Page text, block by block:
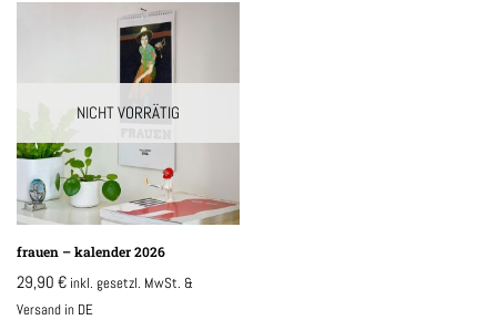
NICHT VORRÄTIG
frauen – kalender 2026
29,90 € inkl. gesetzl. MwSt. &
Versand in DE